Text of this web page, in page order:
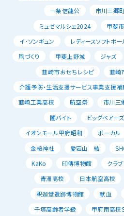
一条信龍公
市川三郷
ミュゼマルシェ2024
甲斐
イ･ソンギュン
レディースソフトボ
凧づくり
甲斐上野城 ジャズ
韮崎市おせちレシピ
韮崎
介護予防・生活支援サービス事業支援補
韮崎工業高校
航空祭 市川三
闇バイト
ビッグベアーズ
イオンモール甲府昭和
ボーカル
金桜神社
愛宕山 結
KaKo
印傳博物館 クラ
青洲高校
日本航空高校
釈迦堂遺跡博物館
献血
千塚高齢者学級
甲府南高校